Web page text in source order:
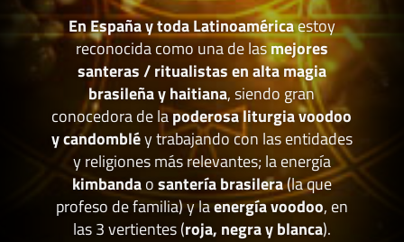
En España y toda Latinoaméricaestoy
reconocida como una de lasmejores
santeras / ritualistas en alta magia
brasileña y haitiana, siendo gran
conocedora de lapoderosa liturgia voodoo
y candombléy trabajando con las entidades
y religiones más relevantes; la energía
kimbandaosantería brasilera(la que
profeso de familia) y laenergía voodoo, en
las 3 vertientes (roja, negra y blanca).